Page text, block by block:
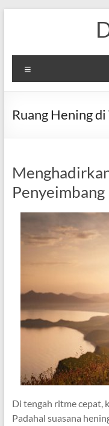
Ruang Hening
Penyeimbang
Di tengah ritme cepat,
Padahal suasana